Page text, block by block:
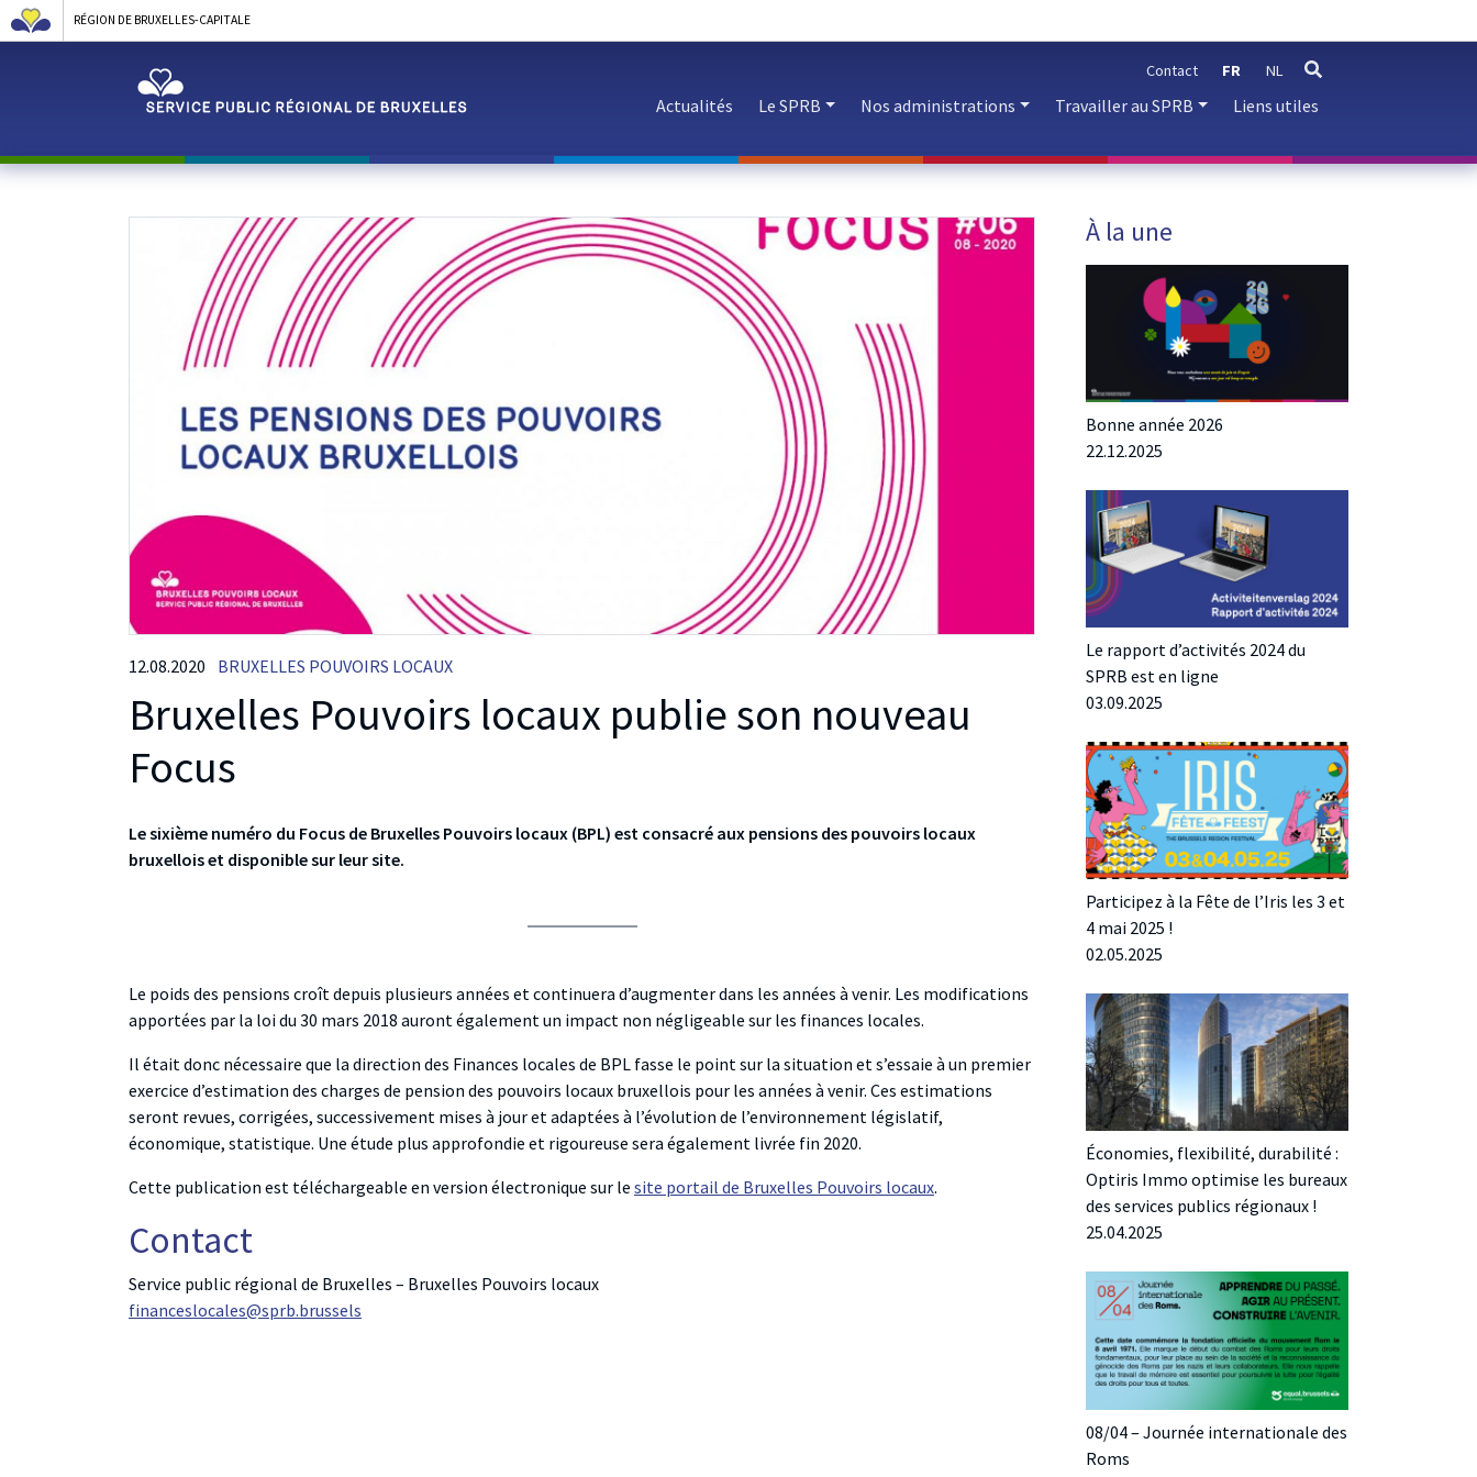
RÉGION DE BRUXELLES-CAPITALE
Contact FR NL
Actualités Le SPRB Nos administrations Travailler au SPRB Liens utiles
Bruxelles Pouvoirs locaux publie son nouveau
Focus
12.08.2020 BRUXELLES POUVOIRS LOCAUX
Le sixième numéro du Focus de Bruxelles Pouvoirs locaux (BPL) est consacré aux pensions des pouvoirs locaux
bruxellois et disponible sur leur site.
Le poids des pensions croît depuis plusieurs années et continuera d’augmenter dans les années à venir. Les modifications
apportées par la loi du 30 mars 2018 auront également un impact non négligeable sur les finances locales.
Il était donc nécessaire que la direction des Finances locales de BPL fasse le point sur la situation et s’essaie à un premier
exercice d’estimation des charges de pension des pouvoirs locaux bruxellois pour les années à venir. Ces estimations
seront revues, corrigées, successivement mises à jour et adaptées à l’évolution de l’environnement législatif,
économique, statistique. Une étude plus approfondie et rigoureuse sera également livrée fin 2020.
Cette publication est téléchargeable en version électronique sur le site portail de Bruxelles Pouvoirs locaux.
Contact
Service public régional de Bruxelles – Bruxelles Pouvoirs locaux
financeslocales@sprb.brussels
À la une
Bonne année 2026
22.12.2025
Le rapport d’activités 2024 du
SPRB est en ligne
03.09.2025
Participez à la Fête de l’Iris les 3 et
4 mai 2025 !
02.05.2025
Économies, flexibilité, durabilité :
Optiris Immo optimise les bureaux
des services publics régionaux !
25.04.2025
08/04 – Journée internationale des
Roms